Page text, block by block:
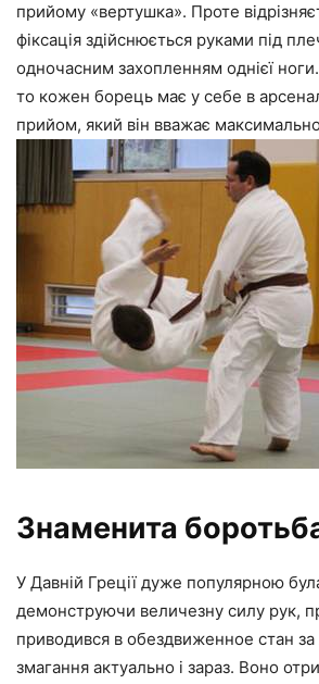
прийому «вертушка». Проте
фіксація здійснюється руками під
одночасним захопленням однієї
то кожен борець має у себе в
прийом, який він вважає
Знаменита
У Давній Греції дуже популярною
демонструючи величезну силу рук,
приводився в обездвиженное стан за
змагання актуально і зараз. Воно